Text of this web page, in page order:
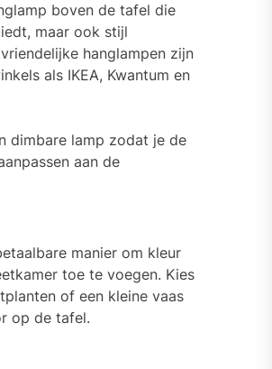
boven de tafel die
maar ook stijl
hanglampen zijn
als IKEA, Kwantum en
dimbare lamp zodat je de
aan de
manier om kleur
toe te voegen. Kies
of een kleine vaas
op de tafel.